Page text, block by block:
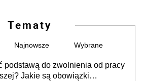
Tematy
Najnowsze Wybrane
podstawą do zwolnienia od pracy
Jakie są obowiązki